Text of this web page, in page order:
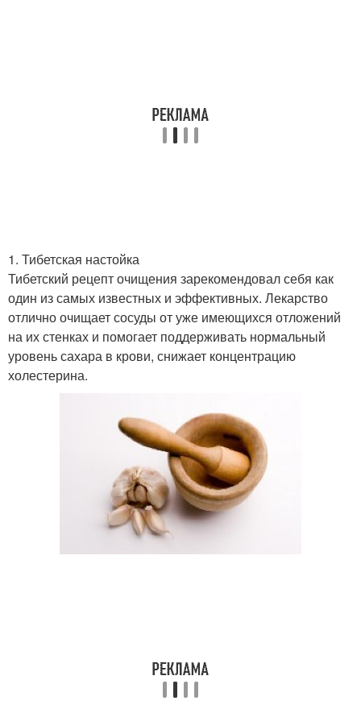
1. Тибетская настойка
Тибетский рецепт очищения зарекомендовал себя как
один из самых известных и эффективных. Лекарство
отлично очищает сосуды от уже имеющихся отложений
на их стенках и помогает поддерживать нормальный
уровень сахара в крови, снижает концентрацию
холестерина.